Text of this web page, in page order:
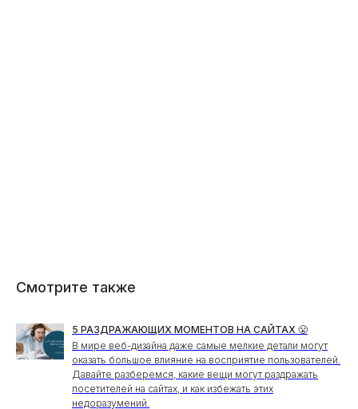
Смотрите также
5 РАЗДРАЖАЮЩИХ МОМЕНТОВ НА САЙТАХ 😤
В мире веб-дизайна даже самые мелкие детали могут
оказать большое влияние на восприятие пользователей.
Давайте разберемся, какие вещи могут раздражать
посетителей на сайтах, и как избежать этих
недоразумений.